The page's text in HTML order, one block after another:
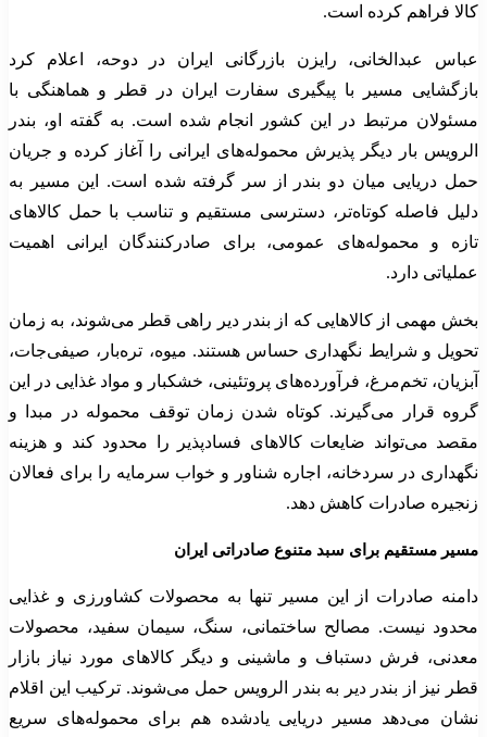
کالا فراهم کرده است.
عباس عبدالخانی، رایزن بازرگانی ایران در دوحه، اعلام کرد
بازگشایی مسیر با پیگیری سفارت ایران در قطر و هماهنگی با
مسئولان مرتبط در این کشور انجام شده است. به گفته او، بندر
الرویس بار دیگر پذیرش محموله‌های ایرانی را آغاز کرده و جریان
حمل دریایی میان دو بندر از سر گرفته شده است. این مسیر به
دلیل فاصله کوتاه‌تر، دسترسی مستقیم و تناسب با حمل کالاهای
تازه و محموله‌های عمومی، برای صادرکنندگان ایرانی اهمیت
عملیاتی دارد.
بخش مهمی از کالاهایی که از بندر دیر راهی قطر می‌شوند، به زمان
تحویل و شرایط نگهداری حساس هستند. میوه، تره‌بار، صیفی‌جات،
آبزیان، تخم‌مرغ، فرآورده‌های پروتئینی، خشکبار و مواد غذایی در این
گروه قرار می‌گیرند. کوتاه شدن زمان توقف محموله در مبدا و
مقصد می‌تواند ضایعات کالاهای فسادپذیر را محدود کند و هزینه
نگهداری در سردخانه، اجاره شناور و خواب سرمایه را برای فعالان
زنجیره صادرات کاهش دهد.
مسیر مستقیم برای سبد متنوع صادراتی ایران
دامنه صادرات از این مسیر تنها به محصولات کشاورزی و غذایی
محدود نیست. مصالح ساختمانی، سنگ، سیمان سفید، محصولات
معدنی، فرش دستباف و ماشینی و دیگر کالاهای مورد نیاز بازار
قطر نیز از بندر دیر به بندر الرویس حمل می‌شوند. ترکیب این اقلام
نشان می‌دهد مسیر دریایی یادشده هم برای محموله‌های سریع